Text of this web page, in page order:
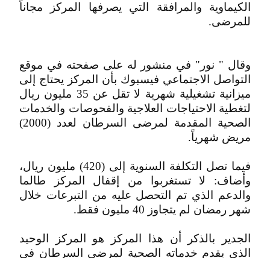
الكيماوية والمرافقة التي يصرفها المركز مجاناً
للمرضى.
وقال " نور" في منشور له على صفحته في موقع
التواصل الاجتماعي فيسبوك بأن المركز يحتاج إلى
ميزانية تشغيلية شهرية لا تقل عن 35 مليون ريال
لتغطية الاحتياجات العلاجية والفحوصات والخدمات
الصحية المقدمة لمرضى السرطان لعدد (2000)
مريض شهرياً.
فيما تصل التكلفة السنوية إلى (420) مليون ريال،
وأضاف: لا تستغربوا من إقفال المركز طالما
والدعم الذي تم التحصل عليه من التبرعات خلال
شهر رمضان لم يتجاوز 40 مليون فقط.
الجدير بالذكر أن هذا المركز هو المركز الوحيد
الذي يقدم خدماته الصحية لمرضى السرطان في